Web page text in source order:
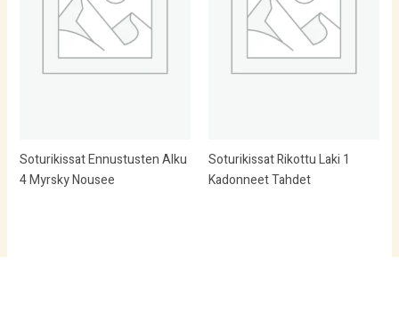
Soturikissat Ennustusten Alku
4 Myrsky Nousee
Soturikissat Rikottu Laki 1
Kadonneet Tahdet